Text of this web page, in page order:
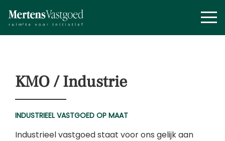
KMO / Industrie
INDUSTRIEEL VASTGOED OP MAAT
Industrieel vastgoed staat voor ons gelijk aan